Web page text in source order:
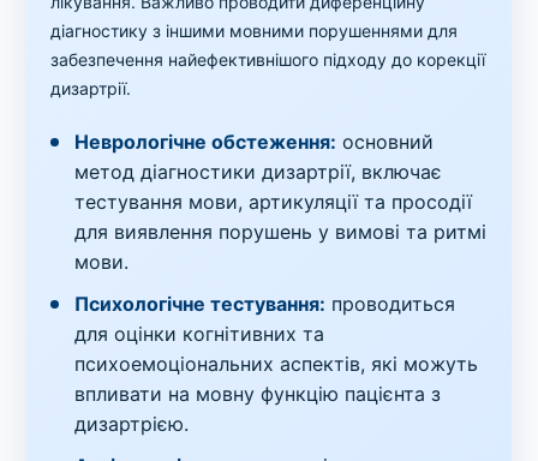
діагностику з іншими мовними порушеннями для
забезпечення найефективнішого підходу до корекції
дизартрії.
Неврологічне обстеження: основний
метод діагностики дизартрії, включає
тестування мови, артикуляції та просодії
для виявлення порушень у вимові та ритмі
мови.
Психологічне тестування: проводиться
для оцінки когнітивних та
психоемоціональних аспектів, які можуть
впливати на мовну функцію пацієнта з
дизартрією.